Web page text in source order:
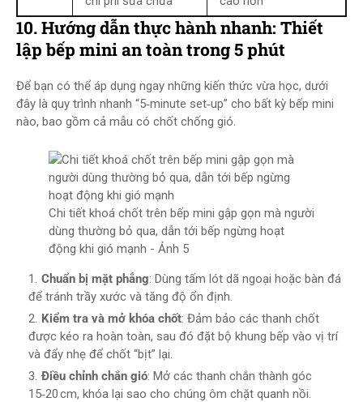
10. Hướng dẫn thực hành nhanh: Thiết
lập bếp mini an toàn trong 5 phút
Để bạn có thể áp dụng ngay những kiến thức vừa học, dưới
đây là quy trình nhanh “5‑minute set‑up” cho bất kỳ bếp mini
nào, bao gồm cả mẫu có chốt chống gió.
Chi tiết khoá chốt trên bếp mini gập gọn mà người
dùng thường bỏ qua, dẫn tới bếp ngừng hoạt
động khi gió mạnh - Ảnh 5
Chuẩn bị mặt phẳng: Dùng tấm lót dã ngoại hoặc bàn đá
để tránh trầy xước và tăng độ ổn định.
Kiểm tra và mở khóa chốt: Đảm bảo các thanh chốt
được kéo ra hoàn toàn, sau đó đặt bộ khung bếp vào vị trí
và đẩy nhẹ để chốt “bịt” lại.
Điều chỉnh chắn gió: Mở các thanh chắn thành góc
15‑20 cm, khóa lại sao cho chúng ôm chặt quanh nồi.